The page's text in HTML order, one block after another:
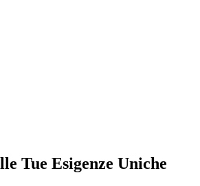
Tue Esigenze Uniche